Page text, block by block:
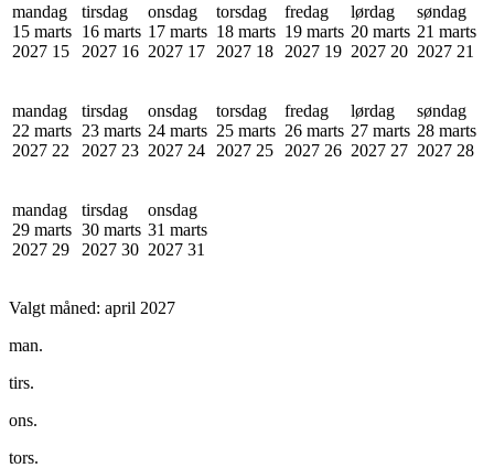
mandag
15 marts
2027 15
tirsdag
16 marts
2027 16
onsdag
17 marts
2027 17
torsdag
18 marts
2027 18
fredag
19 marts
2027 19
lørdag
20 marts
2027 20
søndag
21 marts
2027 21
mandag
22 marts
2027 22
tirsdag
23 marts
2027 23
onsdag
24 marts
2027 24
torsdag
25 marts
2027 25
fredag
26 marts
2027 26
lørdag
27 marts
2027 27
søndag
28 marts
2027 28
mandag
29 marts
2027 29
tirsdag
30 marts
2027 30
onsdag
31 marts
2027 31
Valgt måned: april 2027
man.
tirs.
ons.
tors.